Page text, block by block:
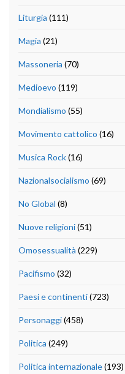
Liturgia (111)
Magia (21)
Massoneria (70)
Medioevo (119)
Mondialismo (55)
Movimento cattolico (16)
Musica Rock(16)
Nazionalsocialismo (69)
No Global (8)
Nuove religioni(51)
Omosessualità (229)
Pacifismo (32)
Paesi e continenti(723)
Personaggi(458)
Politica (249)
Politica internazionale(193)